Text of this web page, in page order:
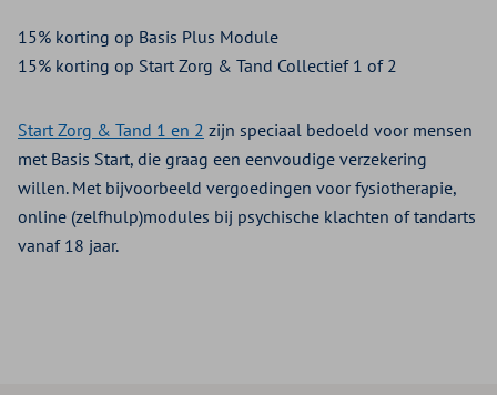
15% korting op Basis Plus Module
15% korting op Start Zorg & Tand Collectief 1 of 2
Start Zorg & Tand 1 en 2 zijn speciaal bedoeld voor mensen
met Basis Start, die graag een eenvoudige verzekering
willen. Met bijvoorbeeld vergoedingen voor fysiotherapie,
online (zelfhulp)modules bij psychische klachten of tandarts
vanaf 18 jaar.